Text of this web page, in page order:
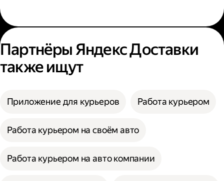
Партнёры Яндекс Доставки
также ищут
Приложение для курьеров Работа курьером
Работа курьером на своём авто
Работа курьером на авто компании